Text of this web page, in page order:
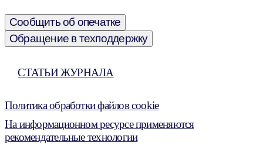
Сообщить об опечатке
Обращение в техподдержку
СТАТЬИ ЖУРНАЛА
Политика обработки файлов cookie
На информационном ресурсе применяются
рекомендательные технологии